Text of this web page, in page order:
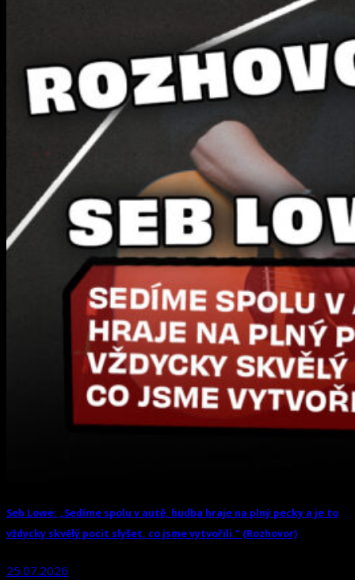
Seb Lowe: „Sedíme spolu v autě, hudba hraje na plný pecky a je to
vždycky skvělý pocit slyšet, co jsme vytvořili.“ (Rozhovor)
25.07.2026